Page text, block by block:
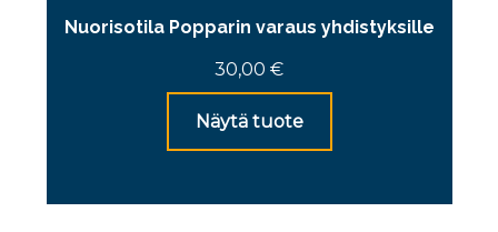
Nuorisotila Popparin varaus yhdistyksille
30,00 €
Näytä tuote